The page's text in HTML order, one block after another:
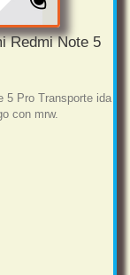
Redmi Note 5
5 Pro Transporte ida
con mrw.